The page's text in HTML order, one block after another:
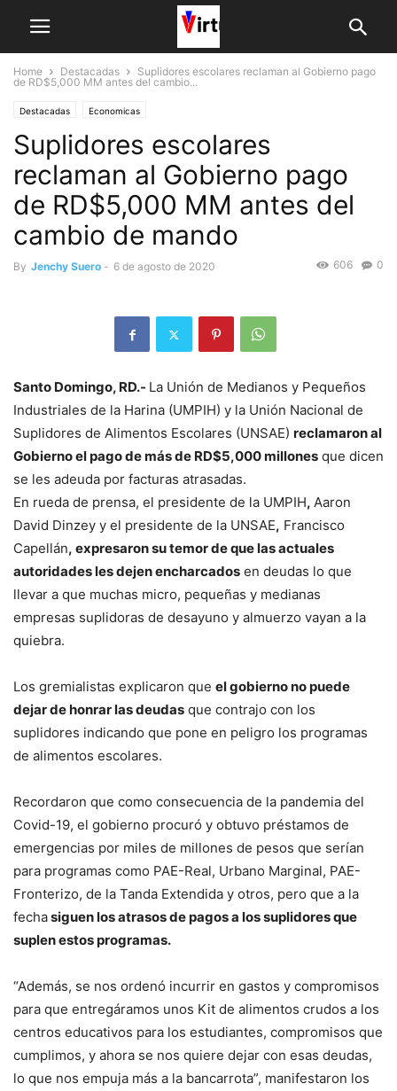
Home Destacadas
Suplidores escolares reclaman al Gobierno pago
de RD$5,000 MM antes del cambio...
Destacadas Economicas
Suplidores escolares
reclaman al Gobierno pago
de RD$5,000 MM antes del
cambio de mando
By Jenchy Suero - 6 de agosto de 2020 0
606
Santo Domingo, RD.- La Unión de Medianos y Pequeños
Industriales de la Harina (UMPIH) y la Unión Nacional de
Suplidores de Alimentos Escolares (UNSAE) reclamaron al
Gobierno el pago de más de RD$5,000 millones que dicen
se les adeuda por facturas atrasadas.
En rueda de prensa, el presidente de la UMPIH, Aaron
David Dinzey y el presidente de la UNSAE, Francisco
Capellán, expresaron su temor de que las actuales
autoridades les dejen encharcados en deudas lo que
llevar a que muchas micro, pequeñas y medianas
empresas suplidoras de desayuno y almuerzo vayan a la
quiebra.
Los gremialistas explicaron que el gobierno no puede
dejar de honrar las deudas que contrajo con los
suplidores indicando que pone en peligro los programas
de alimentos escolares.
Recordaron que como consecuencia de la pandemia del
Covid-19, el gobierno procuró y obtuvo préstamos de
emergencias por miles de millones de pesos que serían
para programas como PAE-Real, Urbano Marginal, PAE-
Fronterizo, de la Tanda Extendida y otros, pero que a la
fechasiguen los atrasos de pagos a los suplidores que
suplen estos programas.
“Además, se nos ordenó incurrir en gastos y compromisos
para que entregáramos unos Kit de alimentos crudos a los
centros educativos para los estudiantes, compromisos que
cumplimos, y ahora se nos quiere dejar con esas deudas,
lo que nos empuja más a la bancarrota”, manifestaron los